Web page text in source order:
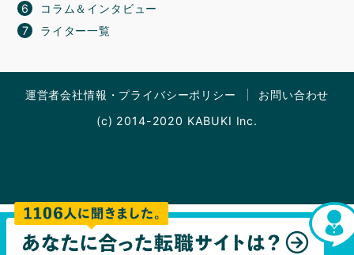
コラム＆インタビュー
ライター一覧
運営者会社情報・プライバシーポリシー
お問い合わせ
(c) 2014-2020 KABUKI Inc.